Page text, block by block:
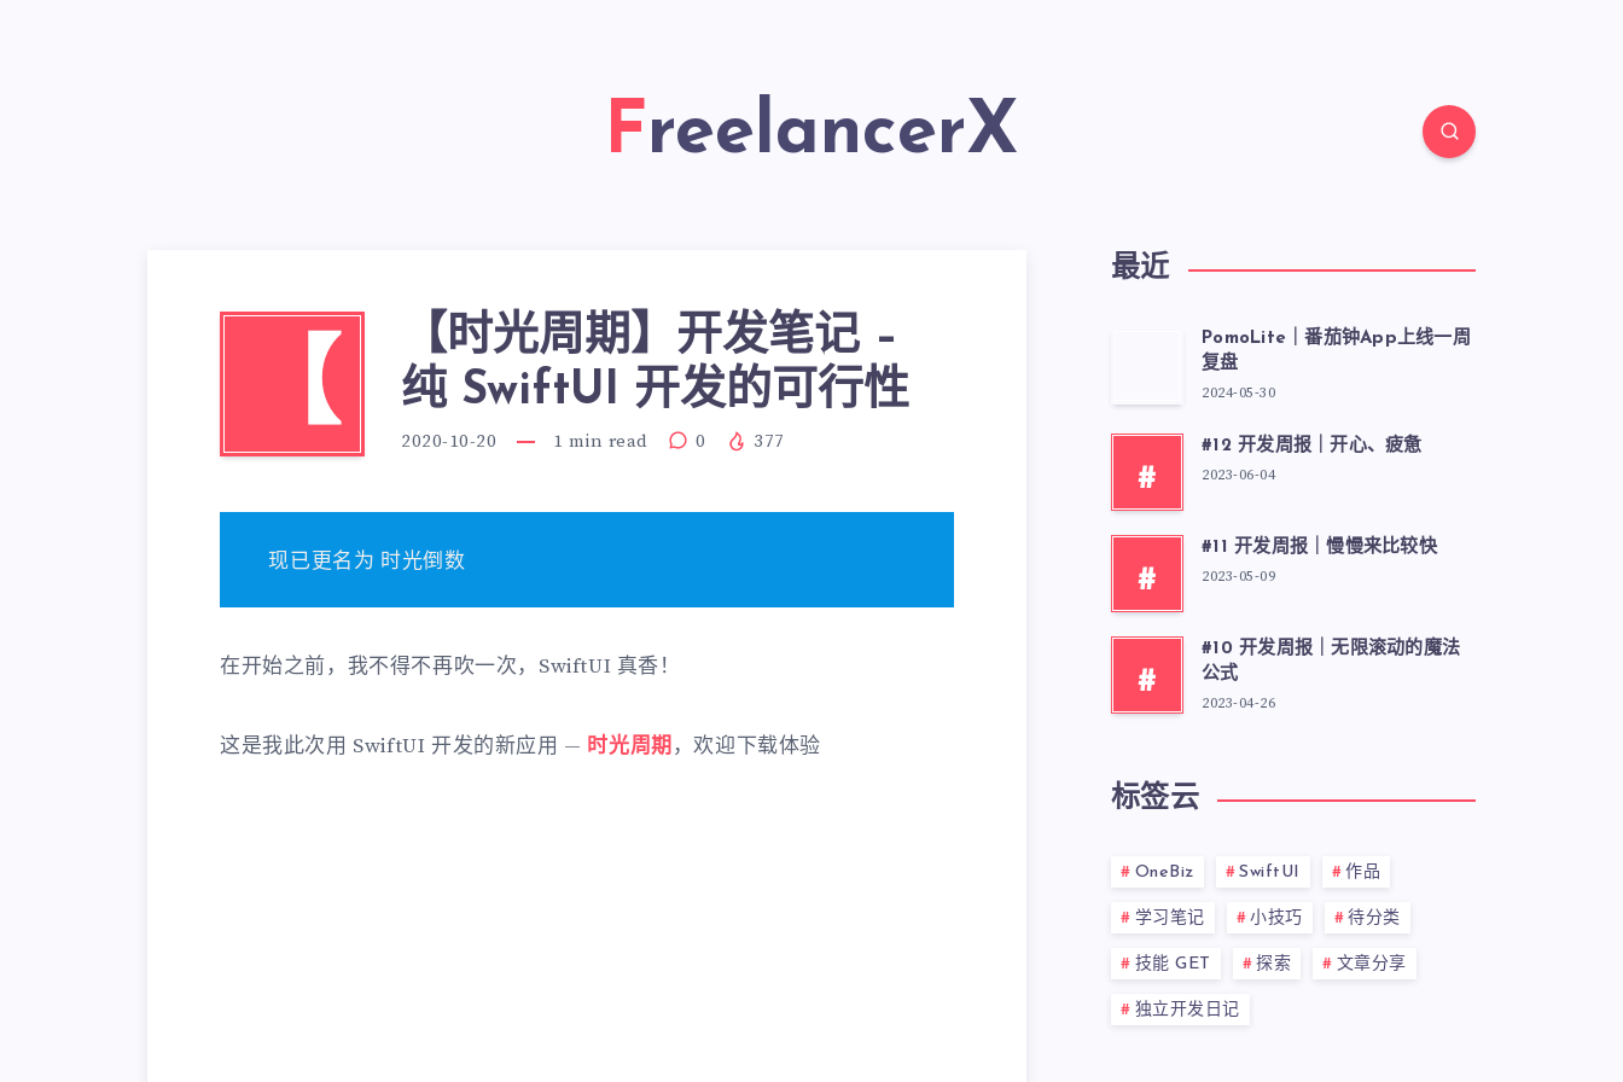
FreelancerX
【
【时光周期】开发笔记 –
纯 SwiftUI 开发的可行性
2020-10-20 1 min read 0 377
现已更名为 时光倒数
在开始之前，我不得不再吹一次，SwiftUI 真香！
这是我此次用 SwiftUI 开发的新应用 — 时光周期 ，欢迎下载体验
最近
PomoLite｜番茄钟App上线一周
复盘
2024-05-30
#
#12 开发周报｜开心、疲惫
2023-06-04
#
#11 开发周报｜慢慢来比较快
2023-05-09
#
#10 开发周报｜无限滚动的魔法
公式
2023-04-26
标签云
OneBiz SwiftUI 作品
学习笔记 小技巧 待分类
技能 GET 探索 文章分享
独立开发日记